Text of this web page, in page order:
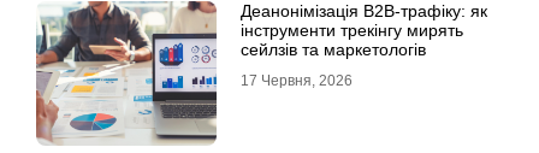
Деанонімізація B2B-трафіку: як
інструменти трекінгу мирять
сейлзів та маркетологів
17 Червня, 2026